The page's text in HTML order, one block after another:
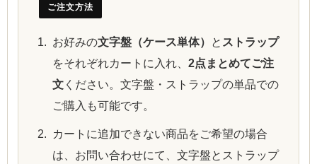
ご注文方法
お好みの文字盤（ケース単体） と ストラップ
をそれぞれカートに入れ、 2点まとめてご注
文 ください。文字盤・ストラップの単品での
ご購入も可能です。
カートに追加できない商品をご希望の場合
は、お問い合わせにて、文字盤とストラップ